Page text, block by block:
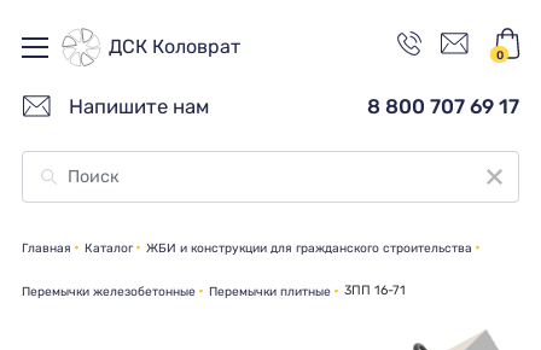
ДСК Коловрат 0
Напишите нам 8 800 707 69 17
Главная Каталог ЖБИ и конструкции для гражданского строительства
Перемычки железобетонные Перемычки плитные 3ПП 16-71